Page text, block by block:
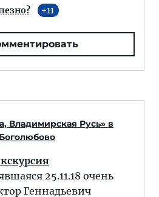
11
Владимирская Русь» в
25.11.18 очень
Геннадьевич